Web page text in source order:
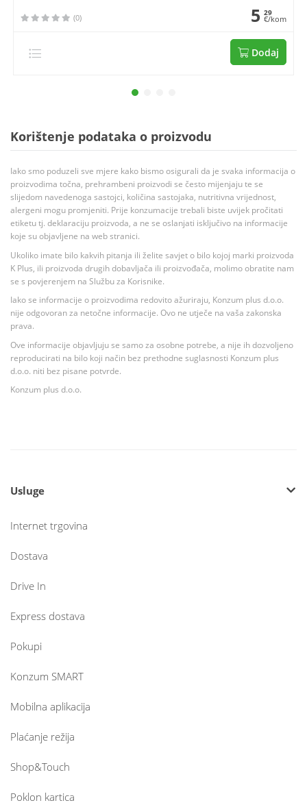
(0) 5 29
€/kom
Dodaj
Korištenje podataka o proizvodu
Iako smo poduzeli sve mjere kako bismo osigurali da je svaka informacija o
proizvodima točna, prehrambeni proizvodi se često mijenjaju te se
slijedom navedenoga sastojci, količina sastojaka, nutritivna vrijednost,
alergeni mogu promjeniti. Prije konzumacije trebali biste uvijek pročitati
etiketu tj. deklaraciju proizvoda, a ne se oslanjati isključivo na informacije
koje su objavljene na web stranici.
Ukoliko imate bilo kakvih pitanja ili želite savjet o bilo kojoj marki proizvoda
K Plus, ili proizvoda drugih dobavljača ili proizvođača, molimo obratite nam
se s povjerenjem na Službu za Korisnike.
Iako se informacije o proizvodima redovito ažuriraju, Konzum plus d.o.o.
nije odgovoran za netočne informacije. Ovo ne utječe na vaša zakonska
prava.
Ove informacije objavljuju se samo za osobne potrebe, a nije ih dozvoljeno
reproducirati na bilo koji način bez prethodne suglasnosti Konzum plus
d.o.o. niti bez pisane potvrde.
Konzum plus d.o.o.
Usluge
Internet trgovina
Dostava
Drive In
Express dostava
Pokupi
Konzum SMART
Mobilna aplikacija
Plaćanje režija
Shop&Touch
Poklon kartica